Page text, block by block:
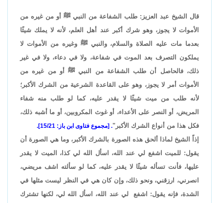
قال الشيخ عبد العزيز: طلب الشفاعة من النبي ﷺ أو من غيره من
الأموات لا يجوز، وهو شرك أكبر عند أهل العلم، لأنه لا يملك شيئًا
بعدما مات عليه الصلاة والسلام، والنبي ﷺ وغيره من الأموات لا
يملكون التصرف بعد الموت في شفاعة، ولا في دعاء، ولا في غير
ذلك، فالحاصل أن طلب الشفاعة من النبي ﷺ أو من غيره من
الأموات أمر لا يجوز، وهو على القاعدة الشرعية من الشرك الأكبر؛
لأنه طلب من ميت شيئًا لا يقدر عليه، كما لو طلب منه شفاء
المريض، أو النصر على الأعداء، أو غوث المكروبين، أو ما أشبه ذلك،
فكل هذا من أنواع الشرك الأكبر". [مجموع فتاوى ابن باز: 15/21].
إذاً الشيخ لماذا ألحق هذه الصورة بالشرك الأكبر، وما هي الصورة أن
يقول: للميت اشفع لي عند الله، اسأل الله لي كذا، الميت لا يقدر
عليها، فأنت تسأله شيئًا لا يقدر عليه، كما لو سألته اشف مريضي،
انصرني، ارزقني، ونحو ذلك، وإن كان هي في النظر ليست مثلها في
الشدة، فإنه يقول: اشفع لي عند الله، اسأل الله لي، لكنها تشترك